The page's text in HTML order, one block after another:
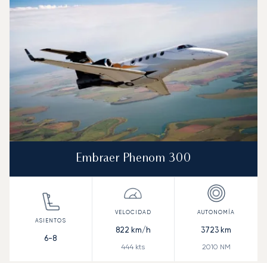
Embraer Phenom 300
6-8
822 km/h
444 kts
3723 km
2010 NM